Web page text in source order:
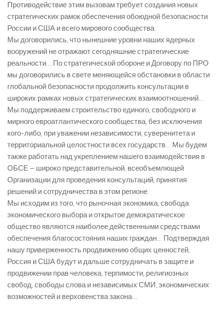
Противодействие этим вызовам требует создания новых
стратегических рамок обеспечения обоюдной безопасности
России и США и всего мирового сообщества.
Мы договорились, что нынешние уровни наших ядерных
вооружений не отражают сегодняшние стратегические
реальности… По стратегической обороне и Договору по ПРО
мы договорились в свете меняющейся обстановки в области
глобальной безопасности продолжить консультации в
широких рамках новых стратегических взаимоотношений…
Мы поддерживаем строительство единого, свободного и
мирного евроатлантического сообщества, без исключения
кого-либо, при уважении независимости, суверенитета и
территориальной целостности всех государств… Мы будем
также работать над укреплением нашего взаимодействия в
ОБСЕ – широко представительной, всеобъемлющей
Организации для проведения консультаций, принятия
решений и сотрудничества в этом регионе.
Мы исходим из того, что рыночная экономика, свобода
экономического выбора и открытое демократическое
общество являются наиболее действенными средствами
обеспечения благосостояния наших граждан… Подтверждая
нашу приверженность продвижению общих ценностей,
Россия и США будут и дальше сотрудничать в защите и
продвижении прав человека, терпимости, религиозных
свобод, свободы слова и независимых СМИ, экономических
возможностей и верховенства закона…